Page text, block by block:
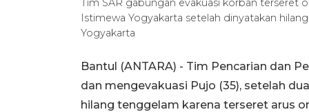
Tim SAR gabungan evakuasi korban
Istimewa Yogyakarta setelah dinyatakan
Yogyakarta
Bantul (ANTARA) - Tim Pencarian dan
dan mengevakuasi Pujo (35), setelah
hilang tenggelam karena terseret arus